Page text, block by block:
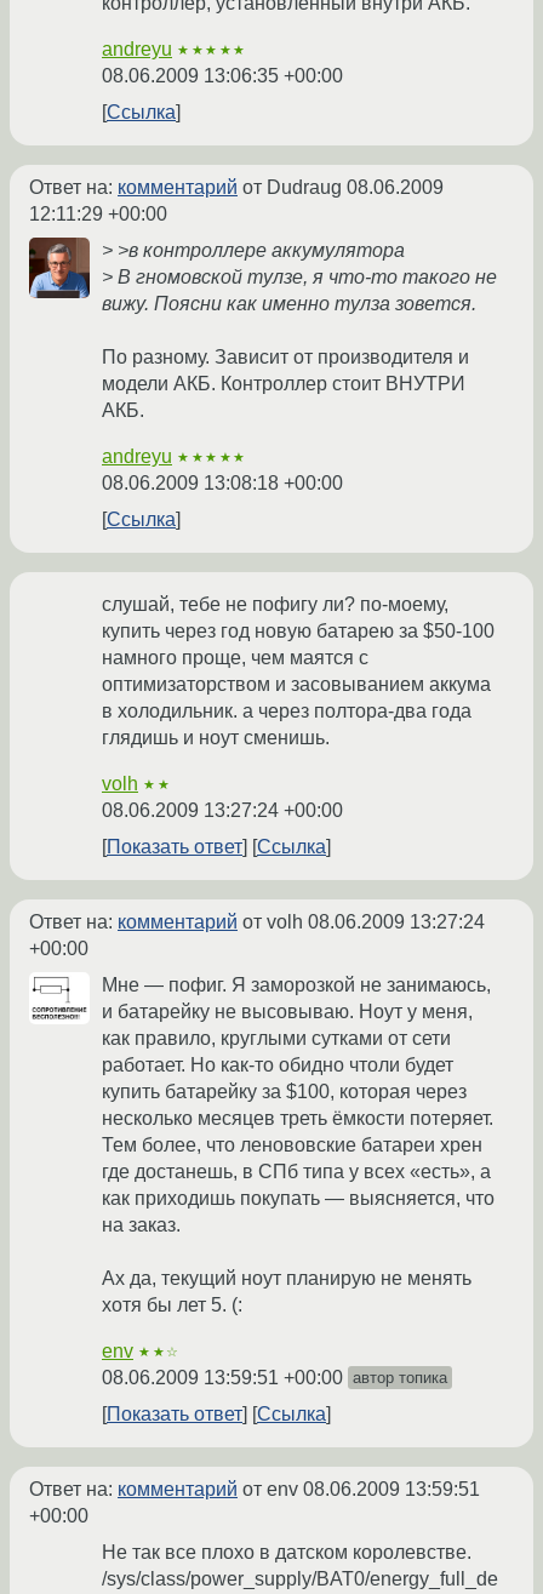
andreyu ★★★★★
08.06.2009 13:06:35 +00:00
Ссылка
Ответ на: комментарий от Dudraug 08.06.2009
12:11:29 +00:00
> >в контроллере аккумулятора
> В гномовской тулзе, я что-то такого не
вижу. Поясни как именно тулза зовется.
По разному. Зависит от производителя и
модели АКБ. Контроллер стоит ВНУТРИ
АКБ.
andreyu ★★★★★
08.06.2009 13:08:18 +00:00
Ссылка
слушай, тебе не пофигу ли? по-моему,
купить через год новую батарею за $50-100
намного проще, чем маятся с
оптимизаторством и засовыванием аккума
в холодильник. а через полтора-два года
глядишь и ноут сменишь.
volh ★★
08.06.2009 13:27:24 +00:00
Показать ответ
Ссылка
Ответ на: комментарий от volh 08.06.2009 13:27:24
+00:00
Мне — пофиг. Я заморозкой не занимаюсь,
и батарейку не высовываю. Ноут у меня,
как правило, круглыми сутками от сети
работает. Но как-то обидно чтоли будет
купить батарейку за $100, которая через
несколько месяцев треть ёмкости потеряет.
Тем более, что ленововские батареи хрен
где достанешь, в СПб типа у всех «есть», а
как приходишь покупать — выясняется, что
на заказ.
Ах да, текущий ноут планирую не менять
хотя бы лет 5. (:
env ★★☆
08.06.2009 13:59:51 +00:00 автор топика
Показать ответ Ссылка
Ответ на: комментарий от env 08.06.2009 13:59:51
+00:00
Не так все плохо в датском королевстве.
/sys/class/power_supply/BAT0/energy_full_de